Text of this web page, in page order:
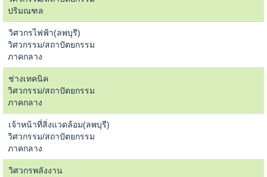
ปริมณฑล
วิศวกรไฟฟ้า(ลพบุรี)
วิศวกรรม/สถาปัตยกรรม
ภาคกลาง
ช่างเทคนิค
วิศวกรรม/สถาปัตยกรรม
ภาคกลาง
เจ้าหน้าที่สิ่งแวดล้อม(ลพบุรี)
วิศวกรรม/สถาปัตยกรรม
ภาคกลาง
วิศวกรพลังงาน